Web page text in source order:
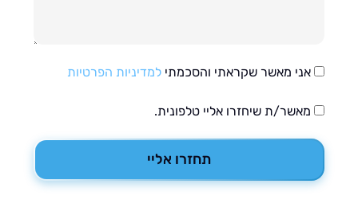
אני מאשר שקראתי והסכמתילמדיניות הפרטיות
מאשר/ת שיחזרו אליי טלפונית.
תחזרו אליי